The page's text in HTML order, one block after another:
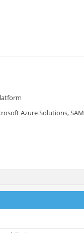
Azure Solutions, SAM